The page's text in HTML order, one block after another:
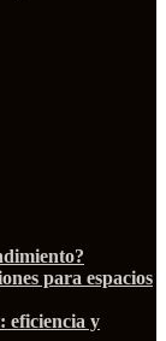
para espacios
eficiencia y